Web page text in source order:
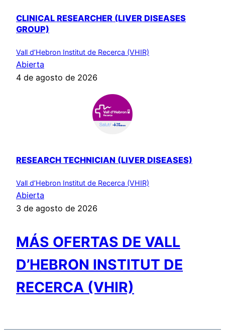
CLINICAL RESEARCHER (LIVER DISEASES
GROUP)
Vall d’Hebron Institut de Recerca (VHIR)
Abierta
4 de agosto de 2026
RESEARCH TECHNICIAN (LIVER DISEASES)
Vall d’Hebron Institut de Recerca (VHIR)
Abierta
3 de agosto de 2026
MÁS OFERTAS DE VALL
D’HEBRON INSTITUT DE
RECERCA (VHIR)